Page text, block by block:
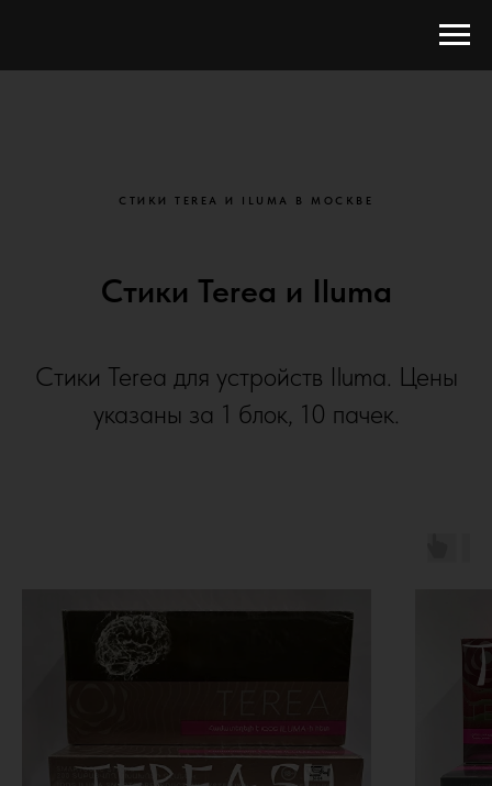
СТИКИ TEREA И ILUMA В МОСКВЕ
Стики Terea и Iluma
Стики Terea для устройств Iluma. Цены
указаны за 1 блок, 10 пачек.